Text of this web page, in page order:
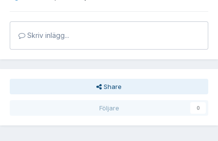
Skriv inlägg...
Share
Följare 0